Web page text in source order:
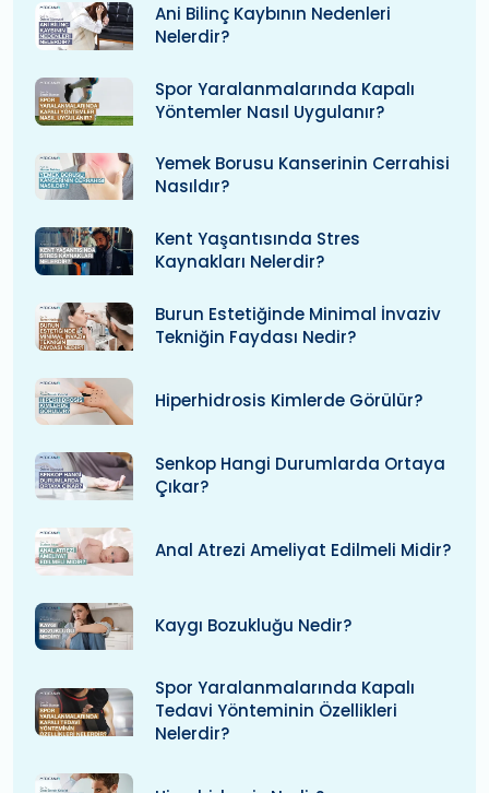
Ani Bilinç Kaybının Nedenleri
Nelerdir?
Spor Yaralanmalarında Kapalı
Yöntemler Nasıl Uygulanır?
Yemek Borusu Kanserinin Cerrahisi
Nasıldır?
Kent Yaşantısında Stres
Kaynakları Nelerdir?
Burun Estetiğinde Minimal İnvaziv
Tekniğin Faydası Nedir?
Hiperhidrosis Kimlerde Görülür?
Senkop Hangi Durumlarda Ortaya
Çıkar?
Anal Atrezi Ameliyat Edilmeli Midir?
Kaygı Bozukluğu Nedir?
Spor Yaralanmalarında Kapalı
Tedavi Yönteminin Özellikleri
Nelerdir?